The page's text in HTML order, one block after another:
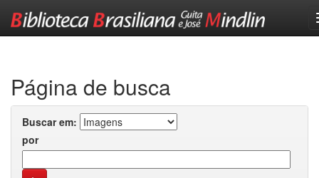
Página de busca
Buscar em:
por